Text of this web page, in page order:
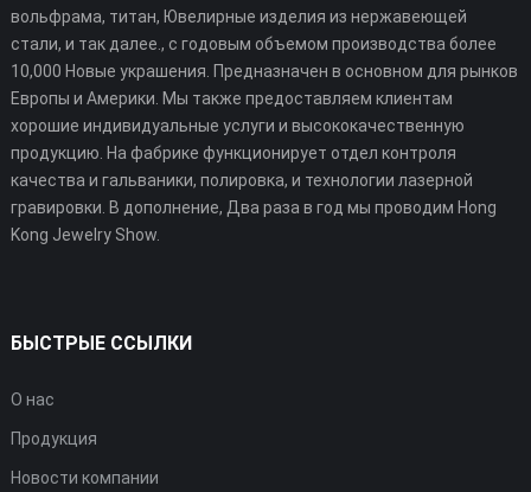
вольфрама, титан, Ювелирные изделия из нержавеющей
стали, и так далее., с годовым объемом производства более
10,000 Новые украшения. Предназначен в основном для рынков
Европы и Америки. Мы также предоставляем клиентам
хорошие индивидуальные услуги и высококачественную
продукцию. На фабрике функционирует отдел контроля
качества и гальваники, полировка, и технологии лазерной
гравировки. В дополнение, Два раза в год мы проводим Hong
Kong Jewelry Show.
БЫСТРЫЕ ССЫЛКИ
О нас
Продукция
Новости компании